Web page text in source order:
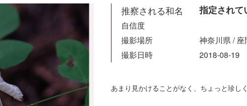
推察される和名 指定されて
自信度
撮影場所
神奈川県 / 座
撮影日時
2018-08-19
あまり見かけることがなく、ちょっと珍し